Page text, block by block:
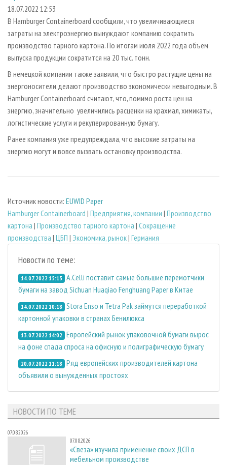
СУШКА ДРЕВЕСИНЫ
ПРОИЗВОДСТВО ДРЕВЕСНЫХ ПЛИТ
ДЕРЕВЯННОЕ ДОМОСТРОЕНИЕ
ПРОИЗВОДСТВО МЕБЕЛИ
БИОЭНЕРГЕТИКА
ЦБП
ИНСТРУМЕНТ И МАТЕРИАЛЫ
ПЕРСОНЫ
МОБИЛЬНЫЕ ВЫСТАВКИ
ОФИЦИАЛЬНЫЕ ДЕЛЕГАЦИИ
ПРИОРИТЕТНЫЕ ИНВЕСТПРОЕКТЫ
RUSSIAN FORESTRY REVIEW
ГАЗЕТА ЛЕСПРОМФОРУМ
БИБЛИОТЕКА СПЕЦИАЛИСТА
КОНТАКТЫ
РЕКЛАМА
РЕКЛАМА НА САЙТЕ
18.07.2022 12:53
В Hamburger Containerboard сообщили, что увеличивающиеся
затраты на электроэнергию вынуждают компанию сократить
производство тарного картона. По итогам июля 2022 года объем
выпуска продукции сократится на 20 тыс. тонн.
В немецкой компании также заявили, что быстро растущие цены на
энергоносители делают производство экономически невыгодным. В
Hamburger Containerboard считают, что, помимо роста цен на
энергию, значительно увеличились расценки на крахмал, химикаты,
логистические услуги и рекуперированную бумагу.
Ранее компания уже предупреждала, что высокие затраты на
энергию могут и вовсе вызвать остановку производства.
Источник новости: EUWID Paper
Hamburger Containerboard | Предприятия, компании | Производство
картона | Производство тарного картона | Сокращение
производства | ЦБП | Экономика, рынок| Германия
Новости по теме:
14.07.2022 15:13 A.Celli поставит самые большие перемотчики
бумаги на завод Sichuan Huaqiao Fenghuang Paper в Китае
14.07.2022 10:18 Stora Enso и Tetra Pak займутся переработкой
картонной упаковки в странах Бенилюкса
13.07.2022 14:02 Европейский рынок упаковочной бумаги вырос
на фоне спада спроса на офисную и полиграфическую бумагу
20.07.2022 11:18 Ряд европейских производителей картона
объявили о вынужденных простоях
НОВОСТИ ПО ТЕМЕ
07.08.2026
07.08.2026
«Свеза» изучила применение своих ДСП в
мебельном производстве